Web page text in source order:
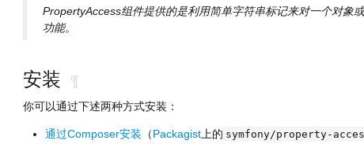
PropertyAccess组件提供的是利用简单字符串标记来对一个对象
功能。
安装 ¶
你可以通过下述两种方式安装：
通过Composer安装 （Packagist上的 symfony/property-